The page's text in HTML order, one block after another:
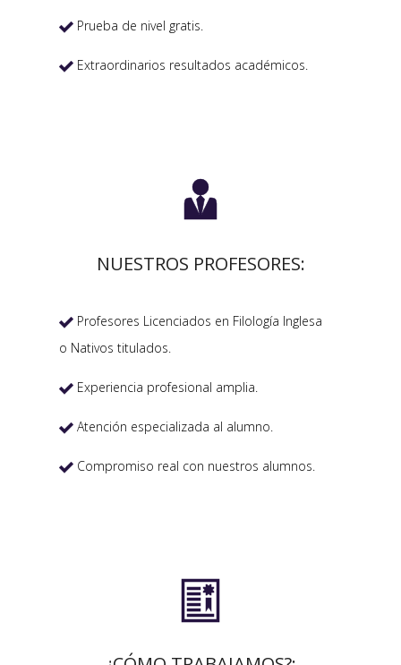
 Prueba de nivel gratis.
 Extraordinarios resultados académicos.

NUESTROS PROFESORES:
 Profesores Licenciados en Filología Inglesa
o Nativos titulados.
 Experiencia profesional amplia.
 Atención especializada al alumno.
 Compromiso real con nuestros alumnos.
